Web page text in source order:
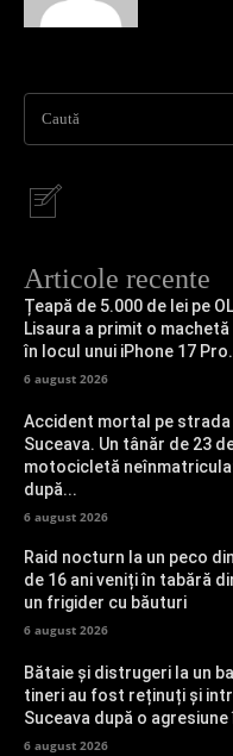
Caută
Articole recente
Țeapă de 5.000 de lei pe
Lisaura a primit o
în locul unui iPhone 17
6 august 2026
Accident mortal pe strada
Suceava. Un tânăr de 23
motocicletă
după...
6 august 2026
Raid nocturn la un peco
de 16 ani veniți în tabără
un frigider cu băuturi
6 august 2026
Bătaie și distrugeri la un
tineri au fost reținuți și
Suceava după o
6 august 2026